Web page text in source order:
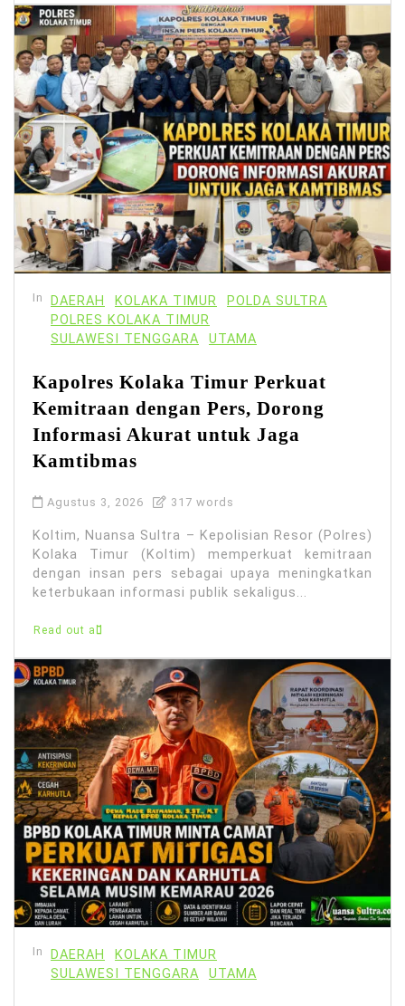
In DAERAH KOLAKA TIMUR
POLDA SULTRA
POLRES KOLAKA TIMUR
SULAWESI TENGGARA
UTAMA
Kapolres Kolaka Timur Perkuat
Kemitraan dengan Pers, Dorong
Informasi Akurat untuk Jaga
Kamtibmas
Agustus 3, 2026 317 words
Koltim, Nuansa Sultra – Kepolisian Resor (Polres)
Kolaka Timur (Koltim) memperkuat kemitraan
dengan insan pers sebagai upaya meningkatkan
keterbukaan informasi publik sekaligus...
Read out all
In DAERAH
KOLAKA TIMUR
SULAWESI TENGGARA
UTAMA